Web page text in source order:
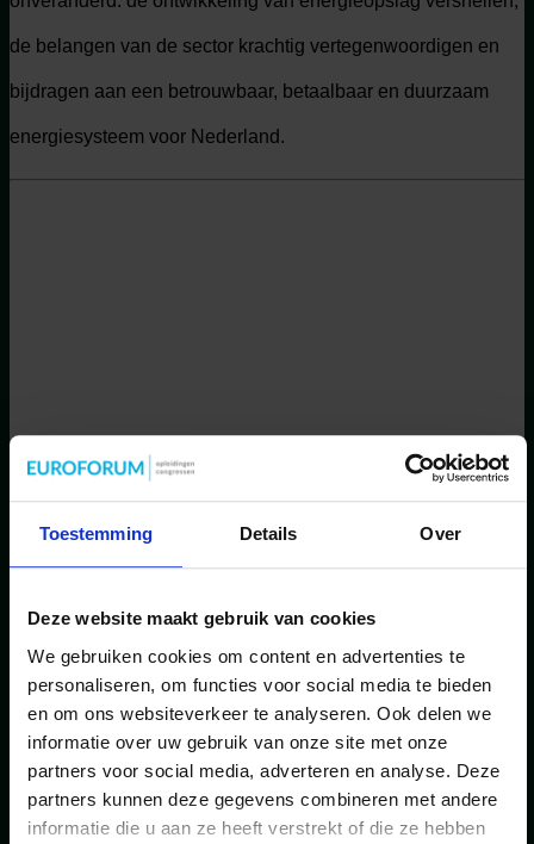
Toestemming Details Over
Deze website maakt gebruik van cookies
We gebruiken cookies om content en advertenties te
personaliseren, om functies voor social media te bieden
en om ons websiteverkeer te analyseren. Ook delen we
informatie over uw gebruik van onze site met onze
partners voor social media, adverteren en analyse. Deze
partners kunnen deze gegevens combineren met andere
informatie die u aan ze heeft verstrekt of die ze hebben
de belangen van de sector krachtig vertegenwoordigen en
bijdragen aan een betrouwbaar, betaalbaar en duurzaam
energiesysteem voor Nederland.
Verder praten over de
toekomst van energieopslag?
kennisinstellingen en andere stakeholders samen in het
Luchtvaartmuseum Aviodrome. Je wordt in één dag
bijgepraat over actuele ontwikkelingen, praktische
oplossingen en de rol van energieopslag in een flexibel,